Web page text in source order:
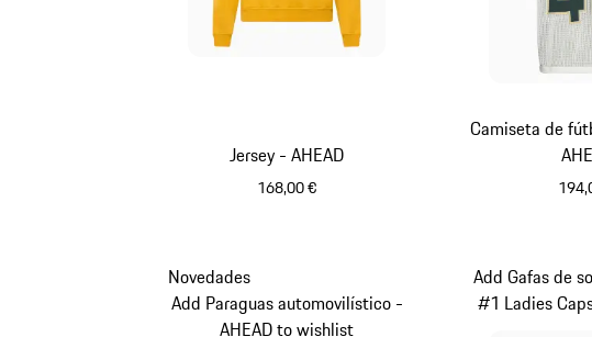
Jersey - AHEAD
168,00 €
Camiseta de
Novedades
Add Paraguas automovilístico -
AHEAD to wishlist
Add Gafas de
#1 Ladies